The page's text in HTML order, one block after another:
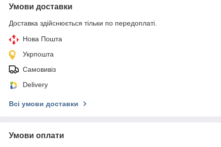
Умови доставки
Доставка здійснюється тільки по передоплаті.
Нова Пошта
Укрпошта
Самовивіз
Delivery
Всі умови доставки
Умови оплати